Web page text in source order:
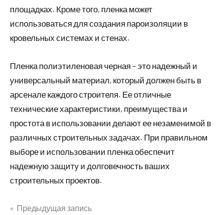
площадках. Кроме того, пленка может
использоваться для создания пароизоляции в
кровельных системах и стенах.
Пленка полиэтиленовая черная – это надежный и
универсальный материал, который должен быть в
арсенале каждого строителя. Ее отличные
технические характеристики, преимущества и
простота в использовании делают ее незаменимой в
различных строительных задачах. При правильном
выборе и использовании пленка обеспечит
надежную защиту и долговечность ваших
строительных проектов.
Предыдущая запись